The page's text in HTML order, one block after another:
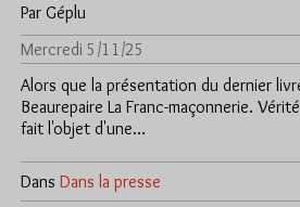
Par Géplu
Mercredi 5/11/25
Alors que la présentation du dernier
Beaurepaire La Franc-maçonnerie.
fait l'objet d'une…
Dans Dans la presse